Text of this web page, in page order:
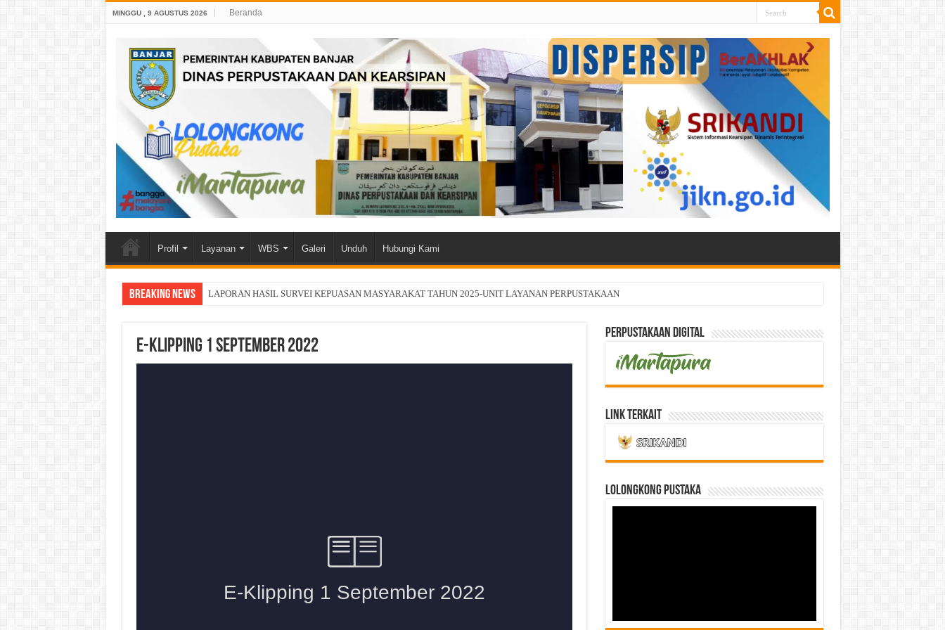
MINGGU , 9 AGUSTUS 2026 Beranda
Profil Layanan WBS Galeri Unduh Hubungi Kami
Breaking News LAPORAN HASIL SURVEI KEPUASAN MASYARAKAT TAHUN 2025-UNIT LAYANAN PERPUSTAKAAN
E-Klipping 1 September 2022
Perpustakaan Digital
Link Terkait
LOLONGKONG PUSTAKA